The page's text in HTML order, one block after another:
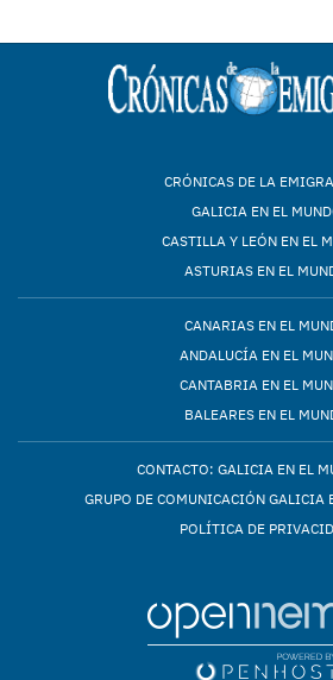
CRÓNICAS DE LA
GALICIA EN EL
CASTILLA Y LEÓN EN EL
ASTURIAS EN EL
CANARIAS EN EL
ANDALUCÍA EN EL
CANTABRIA EN EL
BALEARES EN EL
CONTACTO: GALICIA EN EL
GRUPO DE COMUNICACIÓN GALICIA
POLÍTICA DE